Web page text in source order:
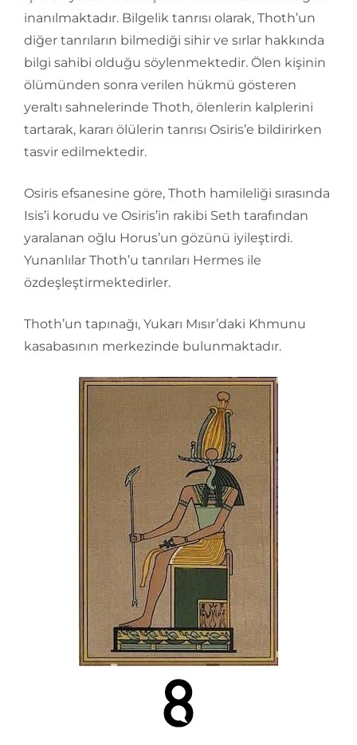
inanılmaktadır. Bilgelik tanrısı olarak, Thoth’un
diğer tanrıların bilmediği sihir ve sırlar hakkında
bilgi sahibi olduğu söylenmektedir. Ölen kişinin
ölümünden sonra verilen hükmü gösteren
yeraltı sahnelerinde Thoth, ölenlerin kalplerini
tartarak, kararı ölülerin tanrısı Osiris’e bildirirken
tasvir edilmektedir.
Osiris efsanesine göre, Thoth hamileliği sırasında
Isis’i korudu ve Osiris’in rakibi Seth tarafından
yaralanan oğlu Horus’un gözünü iyileştirdi.
Yunanlılar Thoth’u tanrıları Hermes ile
özdeşleştirmektedirler.
Thoth’un tapınağı, Yukarı Mısır’daki Khmunu
kasabasının merkezinde bulunmaktadır.